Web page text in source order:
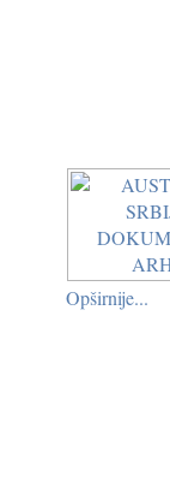
Opširnije...